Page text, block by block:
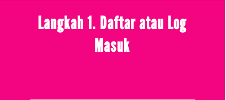
Langkah 1. Daftar atau Log
Masuk